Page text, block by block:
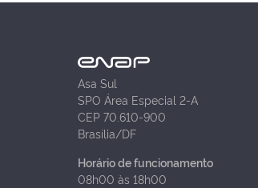
Asa Sul
SPO Área Especial 2-A
CEP 70.610-900
Brasília/DF
Horário de funcionamento
08h00 às 18h00